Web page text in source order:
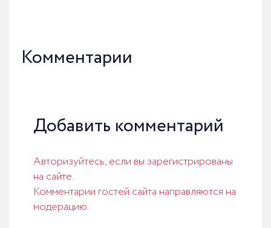
Комментарии
Добавить комментарий
Авторизуйтесь, если вы зарегистрированы
на сайте.
Комментарии гостей сайта направляются на
модерацию.